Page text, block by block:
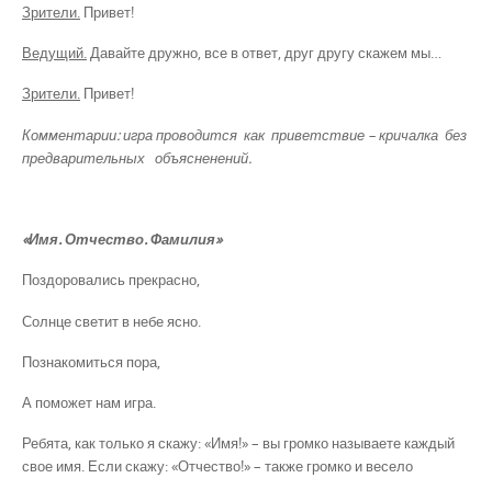
Зрители. Привет!
Ведущий.Давайте дружно, все в ответ, друг другу скажем мы…
Зрители. Привет!
Комментарии: игра проводится как приветствие – кричалка без
предварительных объясненений.
«Имя. Отчество. Фамилия»
Поздоровались прекрасно,
Солнце светит в небе ясно.
Познакомиться пора,
А поможет нам игра.
Ребята, как только я скажу: «Имя!» – вы громко называете каждый
свое имя. Если скажу: «Отчество!» – также громко и весело